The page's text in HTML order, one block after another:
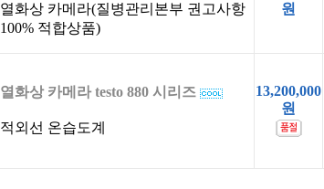
열화상 카메라(질병관리본부 권고사항
100% 적합상품)
원
열화상 카메라 testo 880 시리즈
적외선 온습도계
13,200,000
원